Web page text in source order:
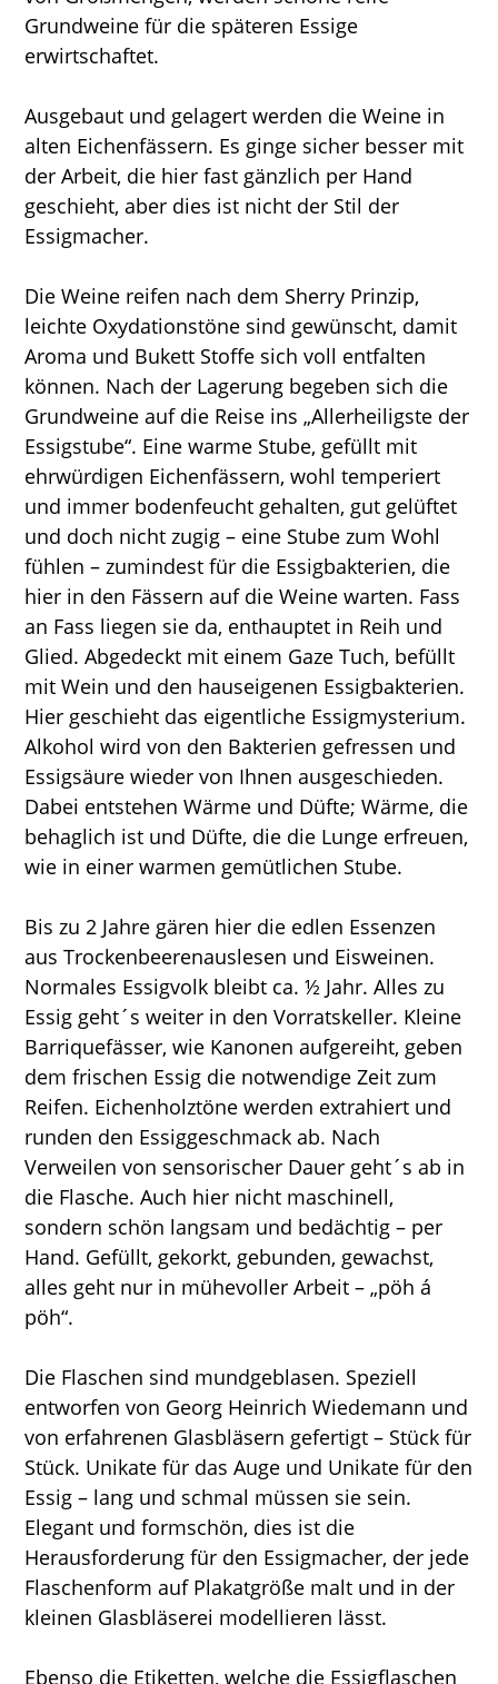
Grundweine für die späteren Essige
erwirtschaftet.
Ausgebaut und gelagert werden die Weine in
alten Eichenfässern. Es ginge sicher besser mit
der Arbeit, die hier fast gänzlich per Hand
geschieht, aber dies ist nicht der Stil der
Essigmacher.
Die Weine reifen nach dem Sherry Prinzip,
leichte Oxydationstöne sind gewünscht, damit
Aroma und Bukett Stoffe sich voll entfalten
können. Nach der Lagerung begeben sich die
Grundweine auf die Reise ins „Allerheiligste der
Essigstube“. Eine warme Stube, gefüllt mit
ehrwürdigen Eichenfässern, wohl temperiert
und immer bodenfeucht gehalten, gut gelüftet
und doch nicht zugig – eine Stube zum Wohl
fühlen – zumindest für die Essigbakterien, die
hier in den Fässern auf die Weine warten. Fass
an Fass liegen sie da, enthauptet in Reih und
Glied. Abgedeckt mit einem Gaze Tuch, befüllt
mit Wein und den hauseigenen Essigbakterien.
Hier geschieht das eigentliche Essigmysterium.
Alkohol wird von den Bakterien gefressen und
Essigsäure wieder von Ihnen ausgeschieden.
Dabei entstehen Wärme und Düfte; Wärme, die
behaglich ist und Düfte, die die Lunge erfreuen,
wie in einer warmen gemütlichen Stube.
Bis zu 2 Jahre gären hier die edlen Essenzen
aus Trockenbeerenauslesen und Eisweinen.
Normales Essigvolk bleibt ca. ½ Jahr. Alles zu
Essig geht´s weiter in den Vorratskeller. Kleine
Barriquefässer, wie Kanonen aufgereiht, geben
dem frischen Essig die notwendige Zeit zum
Reifen. Eichenholztöne werden extrahiert und
runden den Essiggeschmack ab. Nach
Verweilen von sensorischer Dauer geht´s ab in
die Flasche. Auch hier nicht maschinell,
sondern schön langsam und bedächtig – per
Hand. Gefüllt, gekorkt, gebunden, gewachst,
alles geht nur in mühevoller Arbeit – „pöh á
pöh“.
Die Flaschen sind mundgeblasen. Speziell
entworfen von Georg Heinrich Wiedemann und
von erfahrenen Glasbläsern gefertigt – Stück für
Stück. Unikate für das Auge und Unikate für den
Essig – lang und schmal müssen sie sein.
Elegant und formschön, dies ist die
Herausforderung für den Essigmacher, der jede
Flaschenform auf Plakatgröße malt und in der
kleinen Glasbläserei modellieren lässt.
Ebenso die Etiketten, welche die Essigflaschen